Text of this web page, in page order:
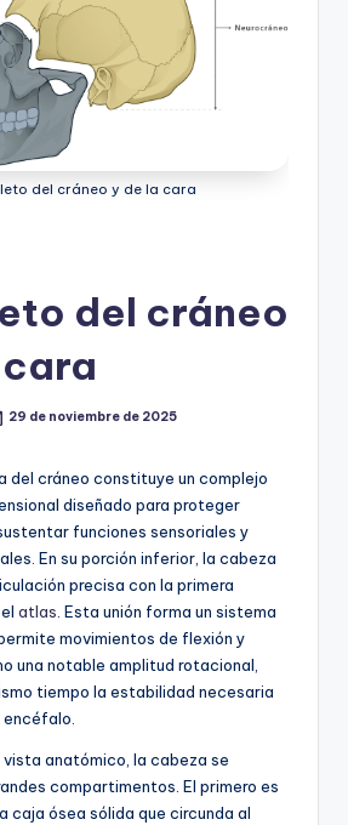
del cráneo y de la cara
del cráneo
29 de noviembre de 2025
del cráneo constituye un complejo
diseñado para proteger
funciones sensoriales y
En su porción inferior, la cabeza
precisa con la primera
atlas. Esta unión forma un sistema
movimientos de flexión y
una notable amplitud rotacional,
tiempo la estabilidad necesaria
encéfalo.
anatómico, la cabeza se
compartimentos. El primero es
caja ósea sólida que circunda al